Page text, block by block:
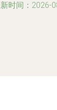
时间：2026-